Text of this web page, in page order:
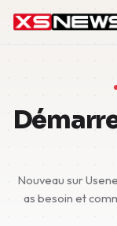
Block Accounts
Contact
Nouveau sur
as besoin et